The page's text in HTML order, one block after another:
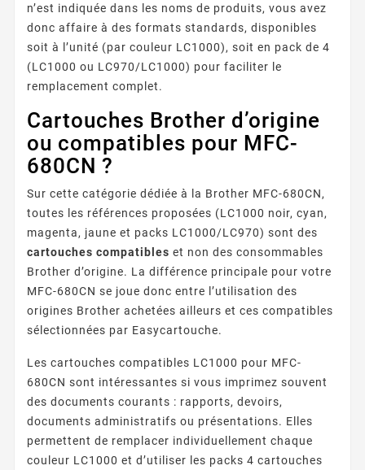
n’est indiquée dans les noms de produits, vous avez
donc affaire à des formats standards, disponibles
soit à l’unité (par couleur LC1000), soit en pack de 4
(LC1000 ou LC970/LC1000) pour faciliter le
remplacement complet.
Cartouches Brother d’origine
ou compatibles pour MFC-
680CN ?
Sur cette catégorie dédiée à la Brother MFC-680CN,
toutes les références proposées (LC1000 noir, cyan,
magenta, jaune et packs LC1000/LC970) sont des
cartouches compatibles et non des consommables
Brother d’origine. La différence principale pour votre
MFC-680CN se joue donc entre l’utilisation des
origines Brother achetées ailleurs et ces compatibles
sélectionnées par Easycartouche.
Les cartouches compatibles LC1000 pour MFC-
680CN sont intéressantes si vous imprimez souvent
des documents courants : rapports, devoirs,
documents administratifs ou présentations. Elles
permettent de remplacer individuellement chaque
couleur LC1000 et d’utiliser les packs 4 cartouches